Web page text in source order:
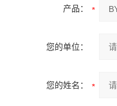
产品：
您的单位：
您的姓名：